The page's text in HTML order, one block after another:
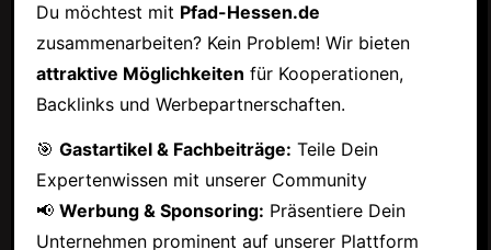
Du möchtest mit Pfad-Hessen.de
zusammenarbeiten? Kein Problem! Wir bieten
attraktive Möglichkeiten für Kooperationen,
Backlinks und Werbepartnerschaften.
🎯 Gastartikel & Fachbeiträge: Teile Dein
Expertenwissen mit unserer Community
📢 Werbung & Sponsoring: Präsentiere Dein
Unternehmen prominent auf unserer Plattform